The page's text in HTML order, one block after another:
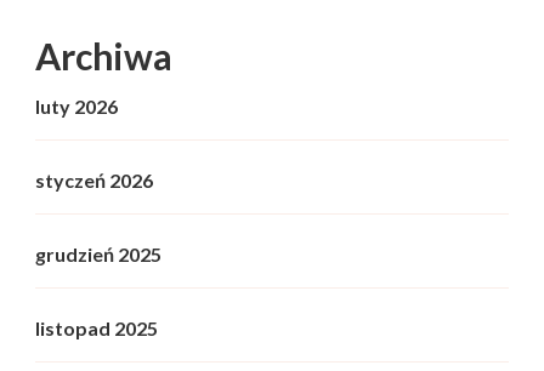
Archiwa
luty 2026
styczeń 2026
grudzień 2025
listopad 2025